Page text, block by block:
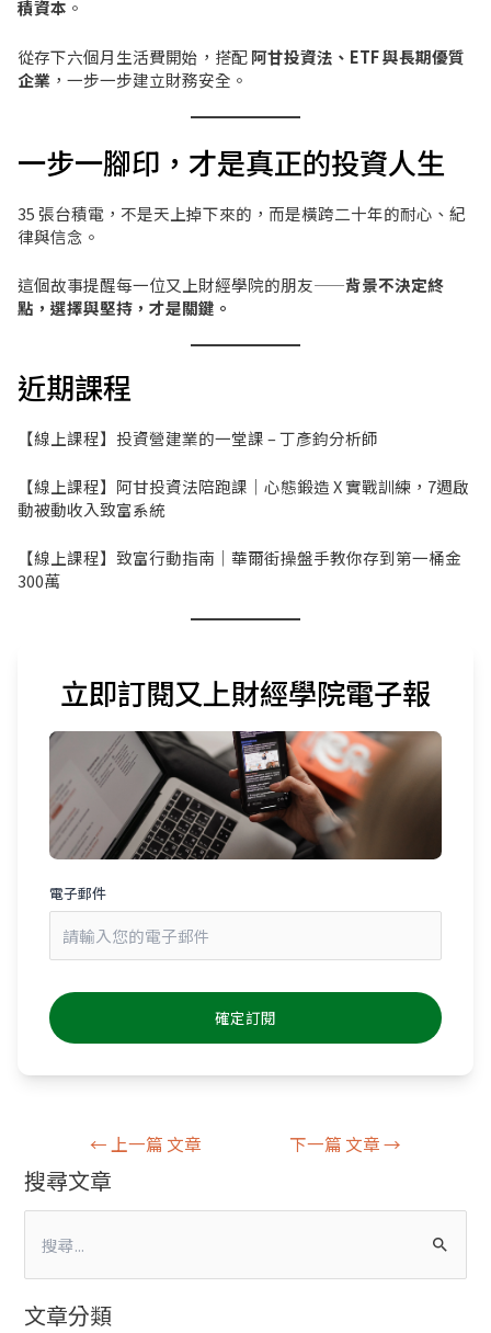
積資本 。
從存下六個月生活費開始，搭配阿甘投資法、ETF 與長期優質
企業，一步一步建立財務安全。
一步一腳印，才是真正的投資人生
35 張台積電，不是天上掉下來的，而是橫跨二十年的耐心、紀
律與信念。
這個故事提醒每一位又上財經學院的朋友——背景不決定終
點，選擇與堅持，才是關鍵。
近期課程
【線上課程】投資營建業的一堂課 – 丁彥鈞分析師
【線上課程】阿甘投資法陪跑課｜心態鍛造 X 實戰訓練，7週啟
動被動收入致富系統
【線上課程】致富行動指南｜華爾街操盤手教你存到第一桶金
300萬
立即訂閱又上財經學院電子報
電子郵件
← 上一篇 文章 下一篇 文章→
搜尋文章
尋
關
文章分類